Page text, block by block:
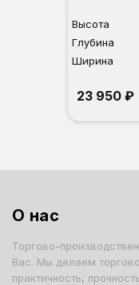
Высота
Глубина
Ширина
23 950 ₽
О нас
Торгово-
Вас. Мы делаем
практичность,